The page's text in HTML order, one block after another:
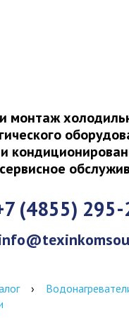
монтаж
(4855)
›